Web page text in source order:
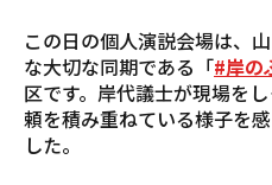
この日の個人演説会場は、
な大切な同期である「#岸の
区です。岸代議士が現場を
頼を積み重ねている様子を
した。